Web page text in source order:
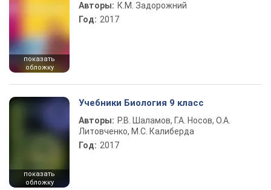
показать
обложку
Авторы: К.М. Задорожний
Год: 2017
показать
обложку
Учебники Биология 9 класс
Авторы: Р.В. Шаламов, Г.А. Носов, О.А.
Литовченко, М.С. Калиберда
Год: 2017